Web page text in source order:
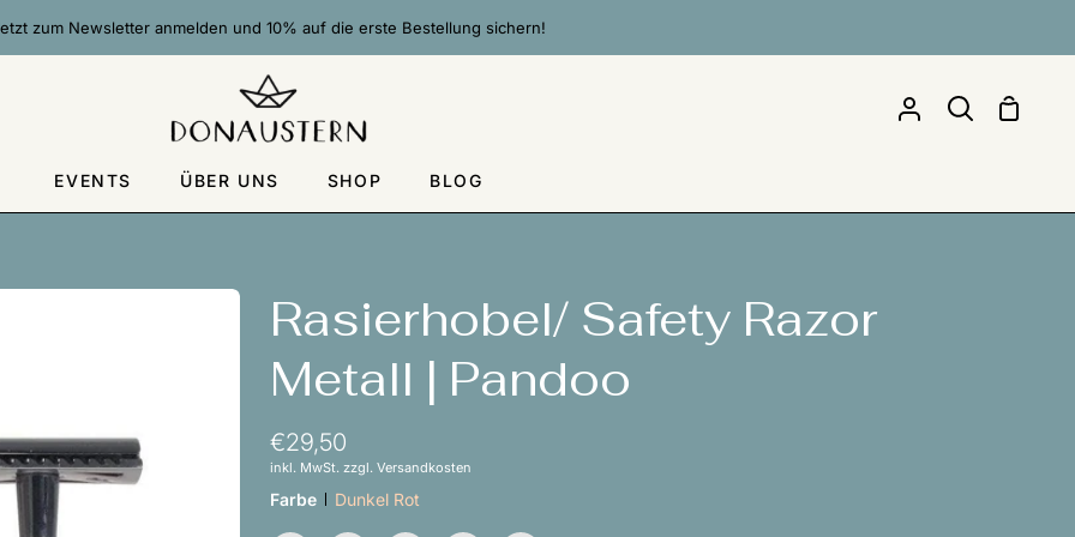
zum Newsletter anmelden und 10% auf die erste Bestellung sichern!
Mein
Suchen
EVENTS ÜBER UNS SHOP BLOG
Rasierhobel/ Safety Razor
Metall | Pandoo
€29,50
inkl. MwSt. zzgl. Versandkosten
Farbe
Dunkel Rot